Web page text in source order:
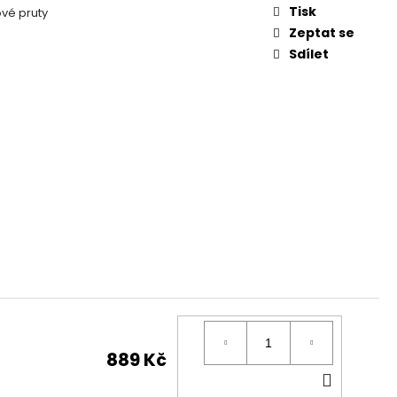
pruty
Tisk
Zeptat se
Sdílet
889 Kč
KLASIK